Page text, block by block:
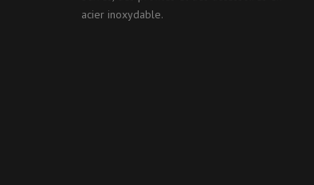
acier inoxydable.